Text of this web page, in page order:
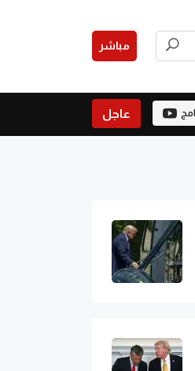
مباشر
عاجل